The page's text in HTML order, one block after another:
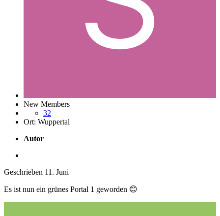
New Members
32
Ort: Wuppertal
Autor
Geschrieben 11. Juni
Es ist nun ein grünes Portal 1 geworden 😊